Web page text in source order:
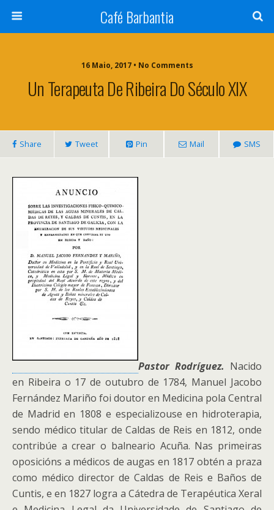
Café Barbantia
16 Maio, 2017 • No Comments
Un Terapeuta De Ribeira Do Século XIX
Share Tweet Pin Mail SMS
Pastor Rodríguez. Nacido
en Ribeira o 17 de outubro de 1784, Manuel Jacobo
Fernández Mariño foi doutor en Medicina pola Central
de Madrid en 1808 e especializouse en hidroterapia,
sendo médico titular de Caldas de Reis en 1812, onde
contribúe a crear o balneario Acuña. Nas primeiras
oposicións a médicos de augas en 1817 obtén a praza
como médico director de Caldas de Reis e Baños de
Cuntis, e en 1827 logra a Cátedra de Terapéutica Xeral